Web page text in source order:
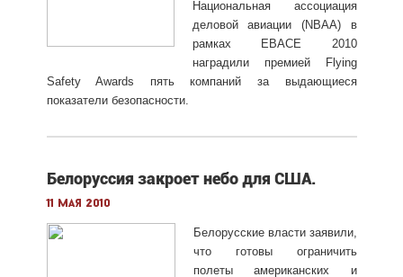
Национальная ассоциация
деловой авиации (NBAA) в
рамках EBACE 2010
наградили премией Flying
Safety Awards пять компаний за выдающиеся
показатели безопасности.
Белоруссия закроет небо для США.
11 мая 2010
Белорусские власти заявили,
что готовы ограничить
полеты американских и